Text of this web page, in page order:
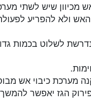
שיש לשתי
ולא להפריע
לשלוט בכמות
מערכת כיבוי אש
הגז יאפשר להמשך